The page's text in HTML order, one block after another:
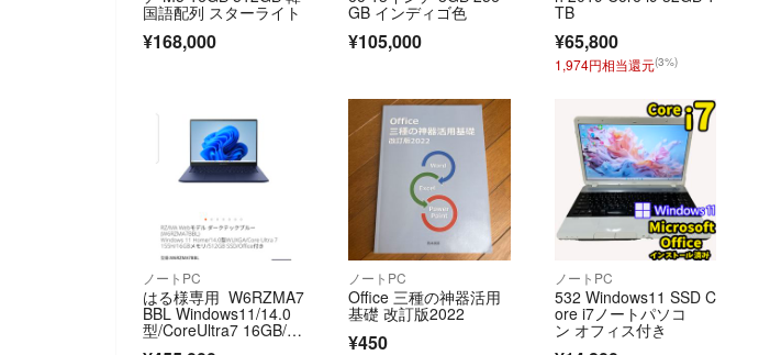
国語配列 スターライト
¥168,000
GB インディゴ色
¥105,000
TB
¥65,800
1,974円相当還元(3%)
ノートPC
はる様専用 W6RZMA7
BBL Windows11/14.0
型/CoreUltra7 16GB/51
ノートPC
Office 三種の神器活用
基礎 改訂版2022
¥450
ノートPC
532 Windows11 SSD C
ore i7ノートパソコ
ン オフィス付き